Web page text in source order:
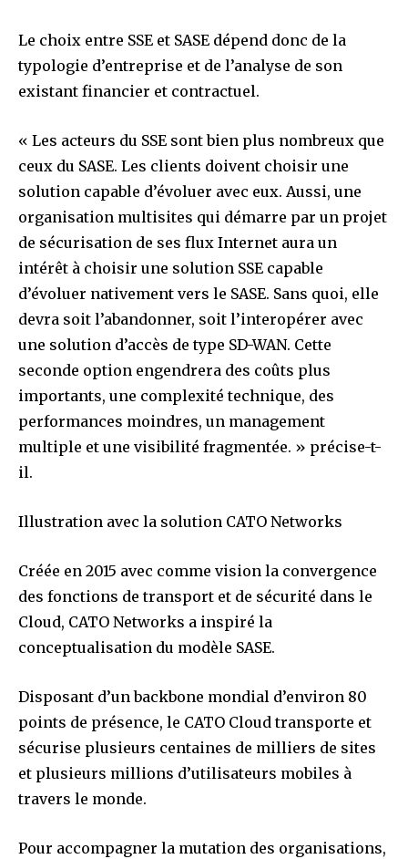
Le choix entre SSE et SASE dépend donc de la
typologie d’entreprise et de l’analyse de son
existant financier et contractuel.
« Les acteurs du SSE sont bien plus nombreux que
ceux du SASE. Les clients doivent choisir une
solution capable d’évoluer avec eux. Aussi, une
organisation multisites qui démarre par un projet
de sécurisation de ses flux Internet aura un
intérêt à choisir une solution SSE capable
d’évoluer nativement vers le SASE. Sans quoi, elle
devra soit l’abandonner, soit l’interopérer avec
une solution d’accès de type SD-WAN. Cette
seconde option engendrera des coûts plus
importants, une complexité technique, des
performances moindres, un management
multiple et une visibilité fragmentée. » précise-t-
il.
Illustration avec la solution CATO Networks
Créée en 2015 avec comme vision la convergence
des fonctions de transport et de sécurité dans le
Cloud, CATO Networks a inspiré la
conceptualisation du modèle SASE.
Disposant d’un backbone mondial d’environ 80
points de présence, le CATO Cloud transporte et
sécurise plusieurs centaines de milliers de sites
et plusieurs millions d’utilisateurs mobiles à
travers le monde.
Pour accompagner la mutation des organisations,